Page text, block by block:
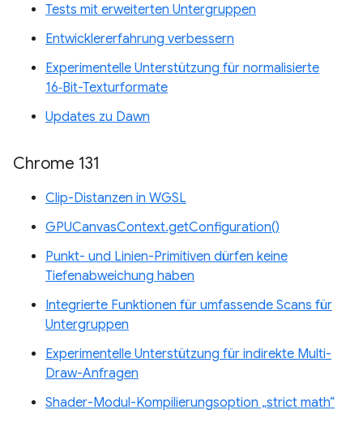
Tests mit erweiterten Untergruppen
Entwicklererfahrung verbessern
Experimentelle Unterstützung für normalisierte
16‑Bit-Texturformate
Updates zu Dawn
Chrome 131
Clip-Distanzen in WGSL
GPUCanvasContext.getConfiguration()
Punkt- und Linien-Primitiven dürfen keine
Tiefenabweichung haben
Integrierte Funktionen für umfassende Scans für
Untergruppen
Experimentelle Unterstützung für indirekte Multi-
Draw-Anfragen
Shader-Modul-Kompilierungsoption „strict math“